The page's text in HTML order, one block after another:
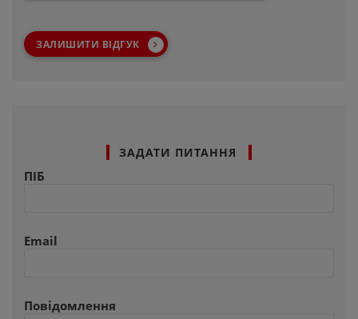
ЗАЛИШИТИ ВІДГУК
ЗАДАТИ ПИТАННЯ
ПІБ
Email
Повідомлення